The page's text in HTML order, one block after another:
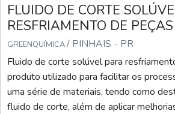
FLUIDO DE CORTE
RESFRIAMENTO DE PEÇAS
GREENQUÍMICA/ PINHAIS - PR
Fluido de corte solúvel para
produto utilizado para facilitar os
uma série de materiais, tendo como
fluido de corte, além de aplicar